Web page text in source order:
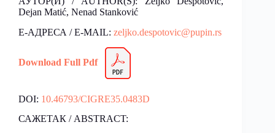
Dejan Matić, Nenad Stanković
Е-АДРЕСА / E-MAIL: zeljko.despotovic@pupin.rs
Download Full Pdf
DOI: 10.46793/CIGRE35.0483D
САЖЕТАК / ABSTRACT: